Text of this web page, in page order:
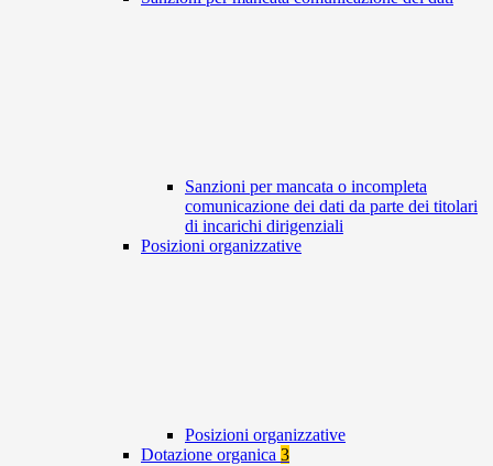
Sanzioni per mancata o incompleta
comunicazione dei dati da parte dei titolari
di incarichi dirigenziali
Posizioni organizzative
Posizioni organizzative
Dotazione organica 3